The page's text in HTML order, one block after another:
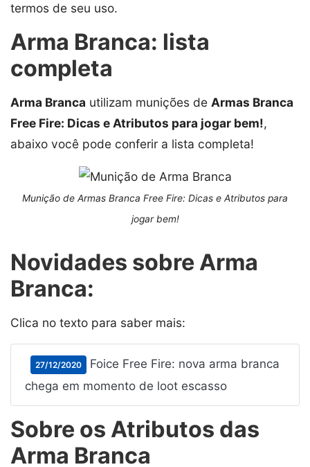
termos de seu uso.
Arma Branca: lista
completa
Arma Branca utilizam munições de Armas Branca
Free Fire: Dicas e Atributos para jogar bem!,
abaixo você pode conferir a lista completa!
Munição de Armas Branca Free Fire: Dicas e Atributos para
jogar bem!
Novidades sobre Arma
Branca:
Clica no texto para saber mais:
27/12/2020
Foice Free Fire: nova arma branca
chega em momento de loot escasso
Sobre os Atributos das
Arma Branca